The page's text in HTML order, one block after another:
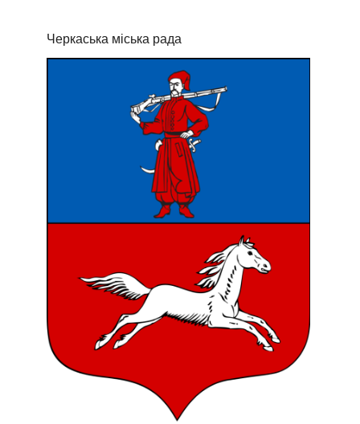
Черкаська міська рада